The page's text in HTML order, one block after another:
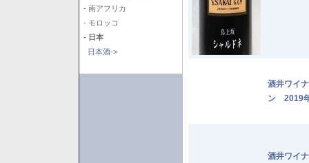
- 南アフリカ
- モロッコ
- 日本
日本酒->
酒井ワイ
ン 2019
酒井ワイ